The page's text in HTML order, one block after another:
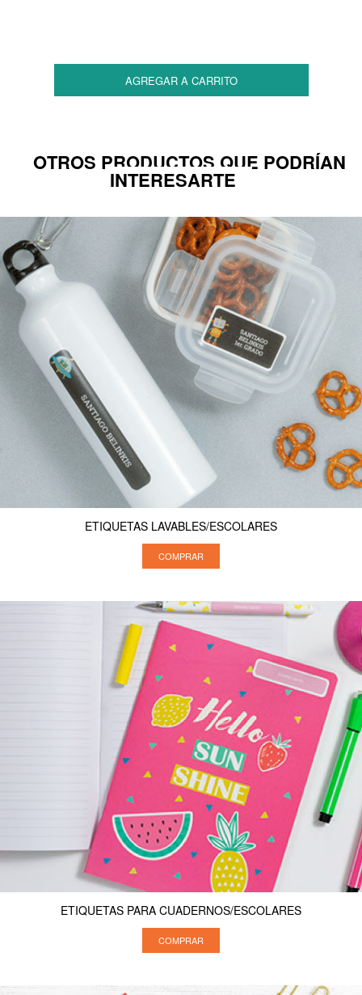
AGREGAR A CARRITO
OTROS PRODUCTOS QUE PODRÍAN
INTERESARTE
ETIQUETAS LAVABLES/ESCOLARES
COMPRAR
ETIQUETAS PARA CUADERNOS/ESCOLARES
COMPRAR